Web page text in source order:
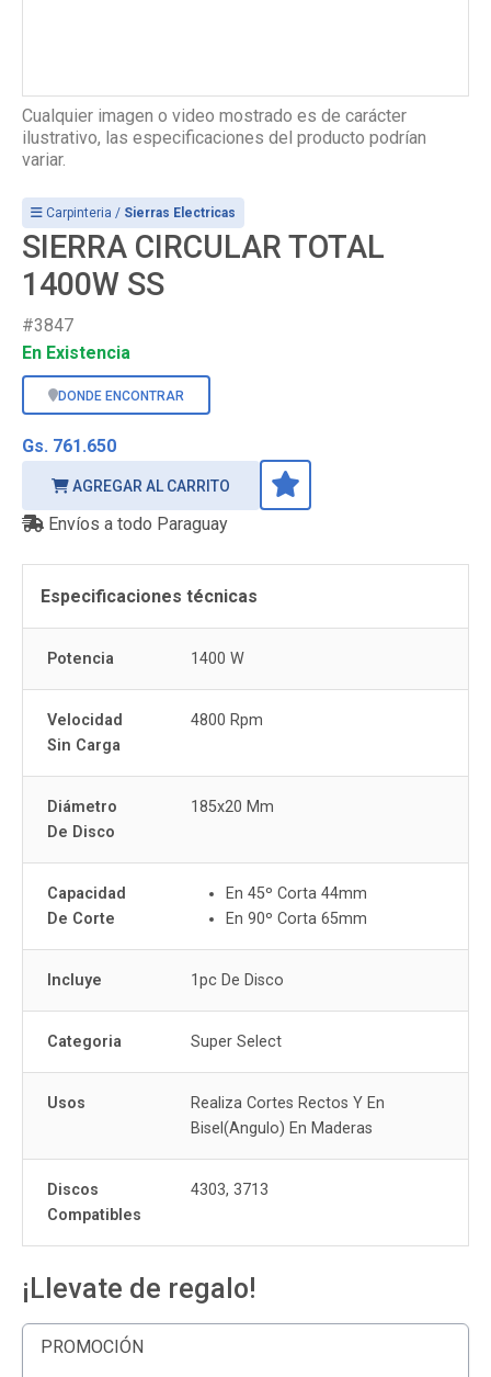
Cualquier imagen o video mostrado es de carácter
ilustrativo, las especificaciones del producto podrían
variar.
Carpinteria / Sierras Electricas
SIERRA CIRCULAR TOTAL
1400W SS
#3847
En Existencia
DONDE ENCONTRAR
Gs. 761.650
AGREGAR AL CARRITO
Envíos a todo Paraguay
Especificaciones técnicas
Potencia 1400 W
Velocidad
Sin Carga
4800 Rpm
Diámetro
De Disco
185x20 Mm
Capacidad
De Corte
En 45º Corta 44mm
En 90º Corta 65mm
Incluye 1pc De Disco
Categoria Super Select
Usos
Realiza Cortes Rectos Y En
Bisel(Angulo) En Maderas
Discos
Compatibles
4303, 3713
¡Llevate de regalo!
PROMOCIÓN